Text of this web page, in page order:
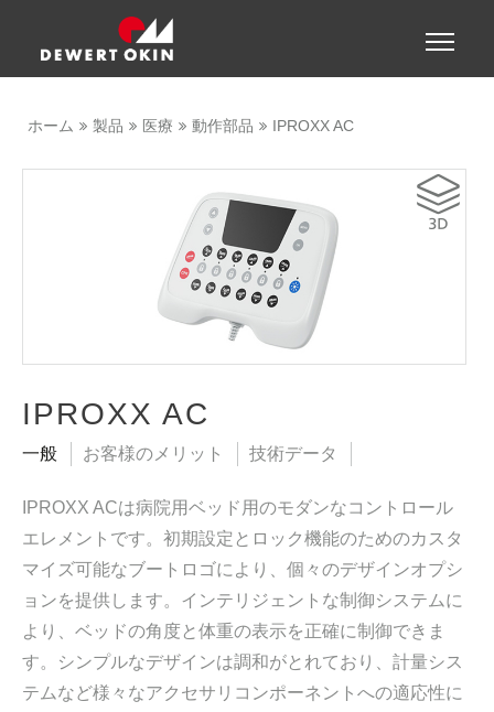
Toggle
ホーム 製品 医療 動作部品 IPROXX AC
IPROXX AC
一般 お客様のメリット 技術データ
IPROXX ACは病院用ベッド用のモダンなコントロール
エレメントです。初期設定とロック機能のためのカスタ
マイズ可能なブートロゴにより、個々のデザインオプシ
ョンを提供します。インテリジェントな制御システムに
より、ベッドの角度と体重の表示を正確に制御できま
す。シンプルなデザインは調和がとれており、計量シス
テムなど様々なアクセサリコンポーネントへの適応性に